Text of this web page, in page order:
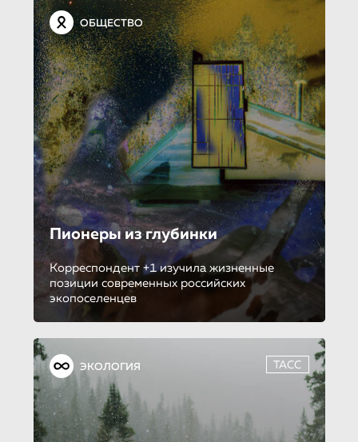
ОБЩЕСТВО
Пионеры из глубинки
Корреспондент +1 изучила жизненные
позиции современных российских
экопоселенцев
ЭКОЛОГИЯ ТАСС